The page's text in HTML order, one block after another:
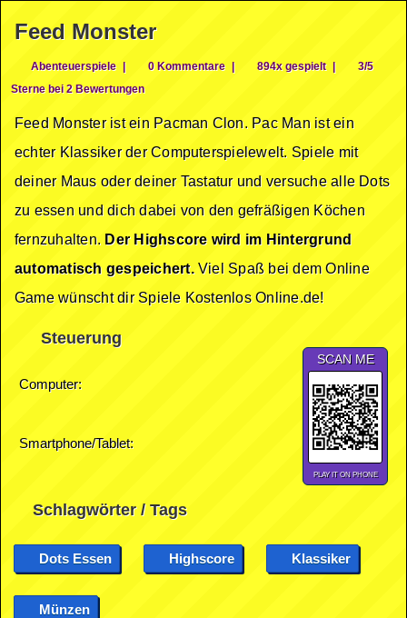
Feed Monster
Abenteuerspiele | 0 Kommentare | 894x gespielt |
3/5
Sterne bei 2 Bewertungen
Feed Monster ist ein Pacman Clon. Pac Man ist ein
echter Klassiker der Computerspielewelt. Spiele mit
deiner Maus oder deiner Tastatur und versuche alle Dots
zu essen und dich dabei von den gefräßigen Köchen
fernzuhalten. Der Highscore wird im Hintergrund
automatisch gespeichert.Viel Spaß bei dem Online
Game wünscht dir Spiele Kostenlos Online.de!
Steuerung
Computer:
Smartphone/Tablet:
SCAN ME
PLAY IT ON PHONE
Schlagwörter / Tags
Dots Essen Highscore Klassiker
Münzen